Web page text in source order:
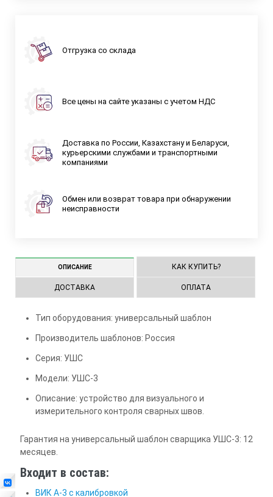
Отгрузка со склада
Все цены на сайте указаны с учетом НДС
Доставка по России, Казахстану и Беларуси,
курьерскими службами и транспортными
компаниями
Обмен или возврат товара при обнаружении
неисправности
ОПИСАНИЕ КАК КУПИТЬ?
ДОСТАВКА ОПЛАТА
Тип оборудования: универсальный шаблон
Производитель шаблонов: Россия
Серия: УШС
Модели: УШС-3
Описание: устройство для визуального и
измерительного контроля сварных швов.
Гарантия на универсальный шаблон сварщика УШС-3: 12
месяцев.
Входит в состав:
ВИК А-3 с калибровкой